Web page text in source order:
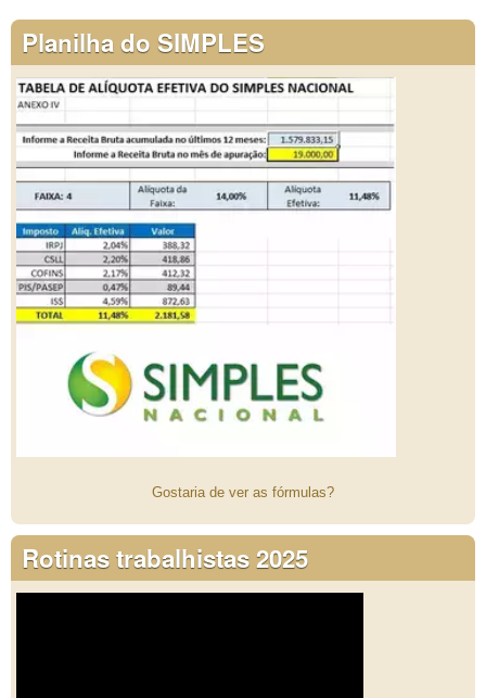
Planilha do SIMPLES
Gostaria de ver as fórmulas?
Rotinas trabalhistas 2025